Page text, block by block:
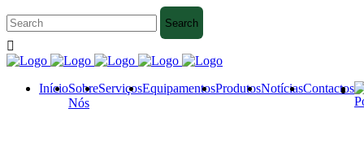
InícioSobre
Nós
ServiçosEquipamentosProdutosNotíciasContactos